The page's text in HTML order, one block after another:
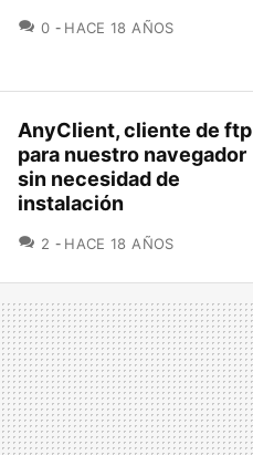
0 COMENTARIOS
HACE 18 AÑOS
AnyClient, cliente de ftp
para nuestro navegador
sin necesidad de
instalación
2 COMENTARIOS
HACE 18 AÑOS